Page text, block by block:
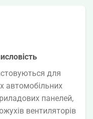
для
автомобільних
панелей,
вентиляторів